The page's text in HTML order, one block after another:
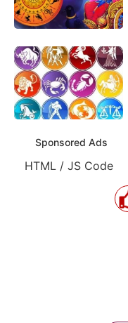
Sponsored Ads
HTML / JS Code